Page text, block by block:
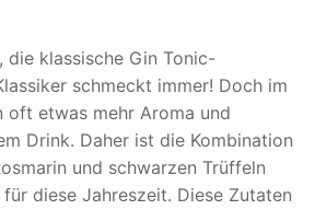
die klassische Gin Tonic-
schmeckt immer! Doch im
oft etwas mehr Aroma und
Drink. Daher ist die Kombination
und schwarzen Trüffeln
diese Jahreszeit. Diese Zutaten